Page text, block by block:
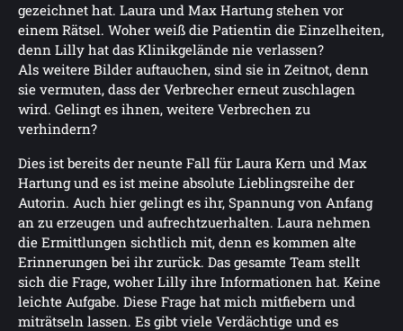
gezeichnet hat. Laura und Max Hartung stehen vor
einem Rätsel. Woher weiß die Patientin die Einzelheiten,
denn Lilly hat das Klinikgelände nie verlassen?
Als weitere Bilder auftauchen, sind sie in Zeitnot, denn
sie vermuten, dass der Verbrecher erneut zuschlagen
wird. Gelingt es ihnen, weitere Verbrechen zu
verhindern?
Dies ist bereits der neunte Fall für Laura Kern und Max
Hartung und es ist meine absolute Lieblingsreihe der
Autorin. Auch hier gelingt es ihr, Spannung von Anfang
an zu erzeugen und aufrechtzuerhalten. Laura nehmen
die Ermittlungen sichtlich mit, denn es kommen alte
Erinnerungen bei ihr zurück. Das gesamte Team stellt
sich die Frage, woher Lilly ihre Informationen hat. Keine
leichte Aufgabe. Diese Frage hat mich mitfiebern und
miträtseln lassen. Es gibt viele Verdächtige und es